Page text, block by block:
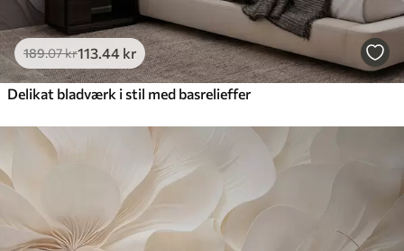
189.07kr113 .44 kr
Delikat bladværk i stil med basrelieffer